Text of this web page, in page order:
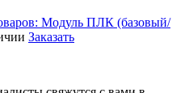
Модуль ПЛК (базовый/
Заказать